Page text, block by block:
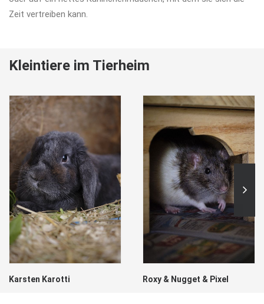
Zeit vertreiben kann.
Kleintiere im Tierheim
Karsten Karotti Roxy & Nugget & Pixel